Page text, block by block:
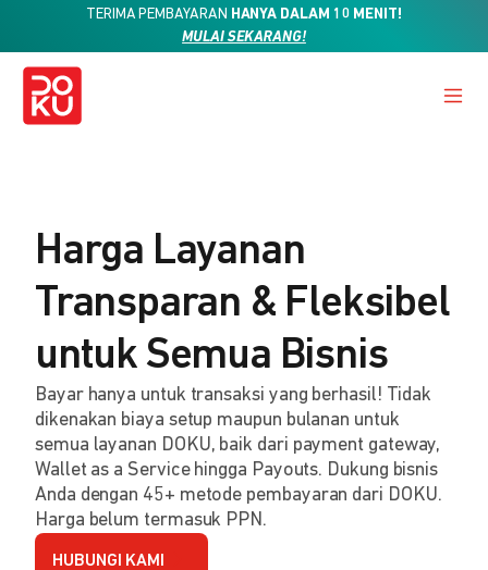
TERIMA PEMBAYARAN HANYA DALAM 10 MENIT!
MULAI SEKARANG!
Harga Layanan
Transparan & Fleksibel
untuk Semua Bisnis
Bayar hanya untuk transaksi yang berhasil! Tidak
dikenakan biaya setup maupun bulanan untuk
semua layanan DOKU, baik dari payment gateway,
Wallet as a Service hingga Payouts. Dukung bisnis
Anda dengan 45+ metode pembayaran dari DOKU.
Harga belum termasuk PPN.
HUBUNGI KAMI